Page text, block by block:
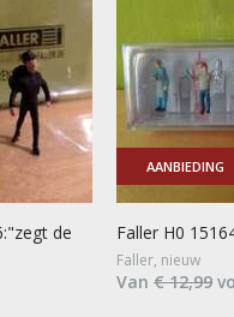
de
AANBIEDING
Faller H0
Faller, nieuw
Van € 12,99